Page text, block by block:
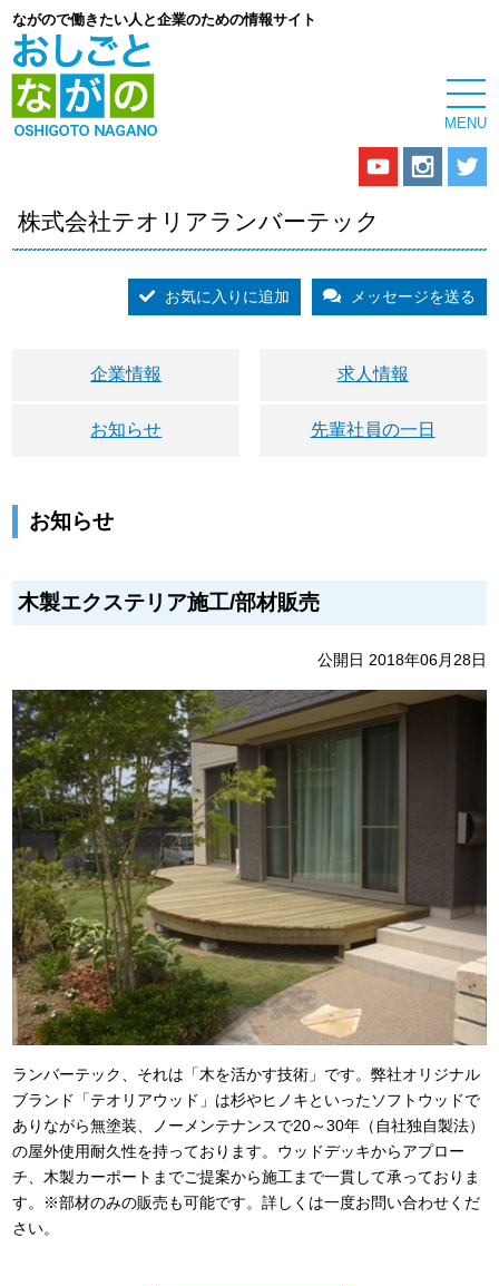
ながので働きたい人と企業のための情報サイト
株式会社テオリアランバーテック
お気に入りに追加 メッセージを送る
企業情報 求人情報
お知らせ 先輩社員の一日
お知らせ
木製エクステリア施工/部材販売
公開日 2018年06月28日
ランバーテック、それは「木を活かす技術」です。弊社オリジナル
ブランド「テオリアウッド」は杉やヒノキといったソフトウッドで
ありながら無塗装、ノーメンテナンスで20～30年（自社独自製法）
の屋外使用耐久性を持っております。ウッドデッキからアプロー
チ、木製カーポートまでご提案から施工まで一貫して承っておりま
す。※部材のみの販売も可能です。詳しくは一度お問い合わせくだ
さい。